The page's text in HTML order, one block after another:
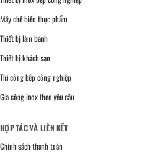
Máy chế biến thực phẩm
Thiết bị làm bánh
Thiết bị khách sạn
Thi công bếp công nghiệp
Gia công inox theo yêu cầu
HỢP TÁC VÀ LIÊN KẾT
Chính sách thanh toán